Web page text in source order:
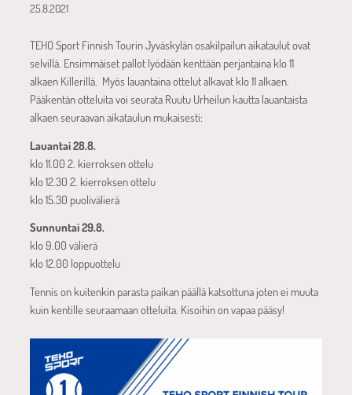
25.8.2021
TEHO Sport Finnish Tourin Jyväskylän osakilpailun aikataulut ovat
selvillä. Ensimmäiset pallot lyödään kenttään perjantaina klo 11
alkaen Killerillä. Myös lauantaina ottelut alkavat klo 11 alkaen.
Pääkentän otteluita voi seurata Ruutu Urheilun kautta lauantaista
alkaen seuraavan aikataulun mukaisesti:
Lauantai 28.8.
klo 11.00 2. kierroksen ottelu
klo 12.30 2. kierroksen ottelu
klo 15.30 puolivälierä
Sunnuntai 29.8.
klo 9.00 välierä
klo 12.00 loppuottelu
Tennis on kuitenkin parasta paikan päällä katsottuna joten ei muuta
kuin kentille seuraamaan otteluita. Kisoihin on vapaa pääsy!